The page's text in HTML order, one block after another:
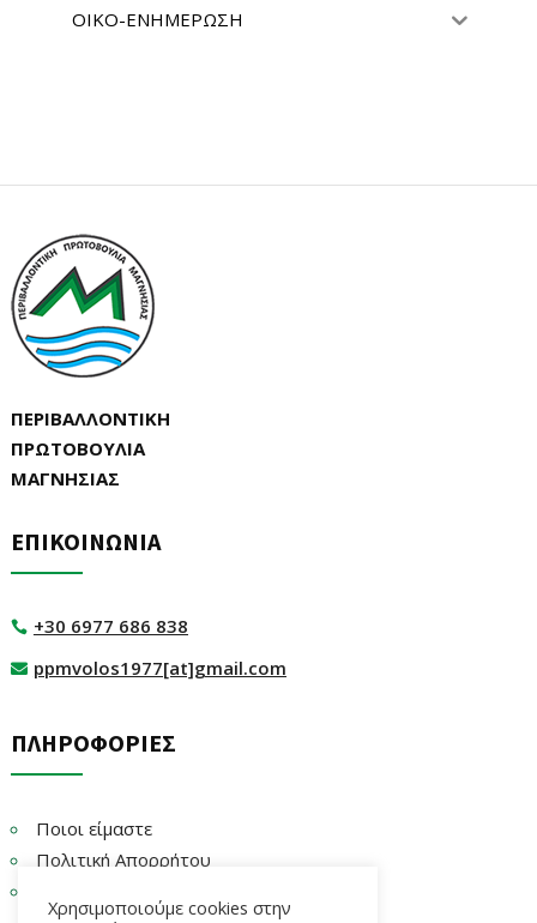
ΟΙΚΟ-ΕΝΗΜΕΡΩΣΗ
ΠΕΡΙΒΑΛΛΟΝΤΙΚΗ
ΠΡΩΤΟΒΟΥΛΙΑ
ΜΑΓΝΗΣΙΑΣ
ΕΠΙΚΟΙΝΩΝΙΑ
 +30 6977 686 838
 ppmvolos1977[at]gmail.com
ΠΛΗΡΟΦΟΡΙΕΣ
Ποιοι είμαστε
Πολιτική Απορρήτου
Χρησιμοποιούμε cookies στην